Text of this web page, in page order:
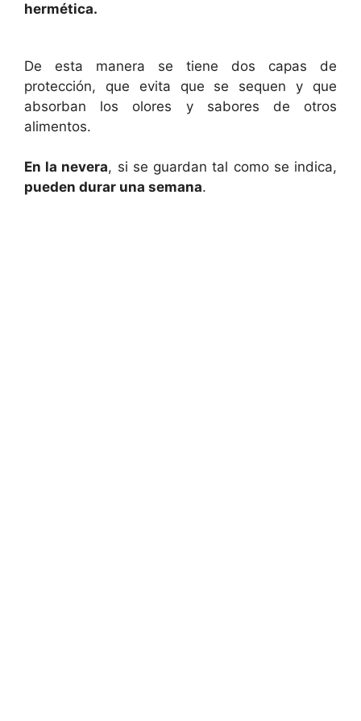
hermética.
De esta manera se tiene dos capas de
protección, que evita que se sequen y que
absorban los olores y sabores de otros
alimentos.
En la nevera, si se guardan tal como se indica,
pueden durar una semana.